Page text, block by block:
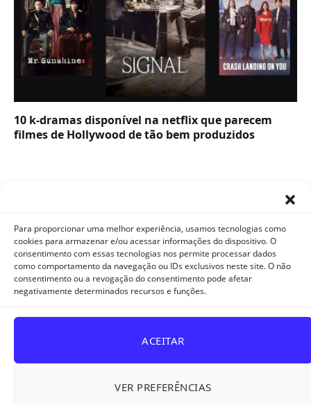
Para proporcionar uma melhor experiência, usamos tecnologias como
cookies para armazenar e/ou acessar informações do dispositivo. O
consentimento com essas tecnologias nos permite processar dados
como comportamento da navegação ou IDs exclusivos neste site. O não
consentimento ou a revogação do consentimento pode afetar
negativamente determinados recursos e funções.
ACEITAR
VER PREFERÊNCIAS
10 k-dramas disponível na netflix que parecem
filmes de Hollywood de tão bem produzidos
FacebookX
(Twitter)
InstagramPinterestYouTubeTumblr WhatsApp
POLÍTICA DE PRIVACIDADE E COOKIES
TERMOS DE USO
QUEM SOMOS CONTATO